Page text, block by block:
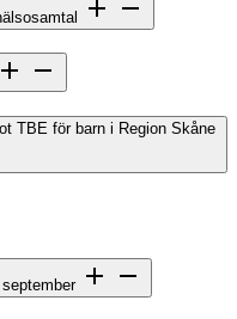
TBE för barn i Region Skåne